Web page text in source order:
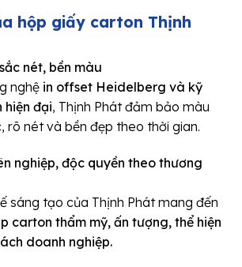
hộp giấy carton Thịnh
nét, bền màu
nghệ in offset Heidelberg và kỹ
hiện đại, Thịnh Phát đảm bảo màu
rõ nét và bền đẹp theo thời gian.
nghiệp, độc quyền theo thương
sáng tạo của Thịnh Phát mang đến
carton thẩm mỹ, ấn tượng, thể hiện
doanh nghiệp.